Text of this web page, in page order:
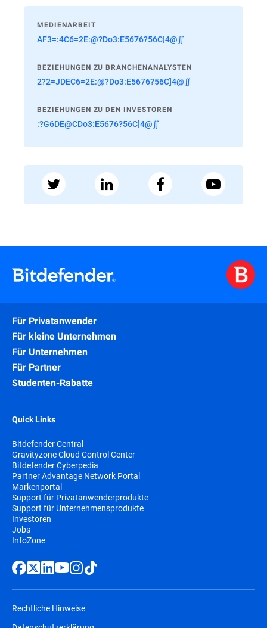
MEDIENARBEIT
AF3=:4C6=2E:@?Do3:E5676?56C]4@∬
BEZIEHUNGEN ZU BRANCHENANALYSTEN
2?2=JDEC6=2E:@?Do3:E5676?56C]4@∬
BEZIEHUNGEN ZU DEN INVESTOREN
:?G6DE@CDo3:E5676?56C]4@∬
Für Privatanwender
Für kleine Unternehmen
Für Unternehmen
Für Partner
Studenten-Rabatte
Quick Links
Bitdefender Central
Gravityzone Cloud Control Center
Bitdefender Cyberpedia
Partner Advantage Network Portal
Markenportal
Support für Privatanwenderprodukte
Support für Unternehmensprodukte
Investoren
Jobs
InfoZone
Rechtliche Hinweise